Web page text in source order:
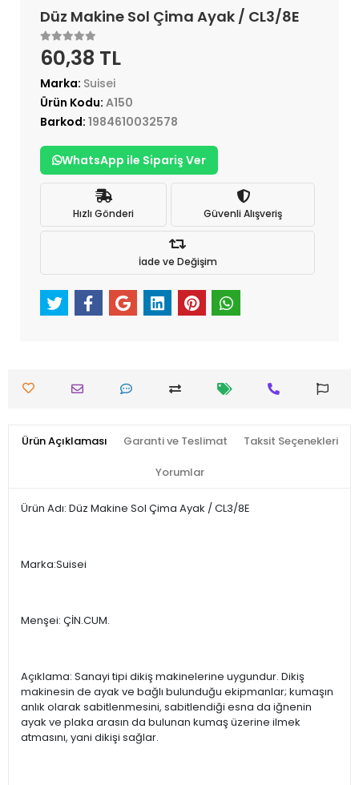
Düz Makine Sol Çima Ayak / CL3/8E
60,38 TL
Marka: Suisei
Ürün Kodu: A150
Barkod: 1984610032578
WhatsApp ile Sipariş Ver
Hızlı Gönderi Güvenli Alışveriş
İade ve Değişim
Ürün Açıklaması Garanti ve Teslimat Taksit Seçenekleri
Yorumlar
Ürün Adı: Düz Makine Sol Çima Ayak / CL3/8E
Marka:Suisei
Menşei: ÇİN.CUM.
Açıklama: Sanayi tipi dikiş makinelerine uygundur. Dikiş
makinesin de ayak ve bağlı bulunduğu ekipmanlar; kumaşın
anlık olarak sabitlenmesini, sabitlendiği esna da iğnenin
ayak ve plaka arasın da bulunan kumaş üzerine ilmek
atmasını, yani dikişi sağlar.